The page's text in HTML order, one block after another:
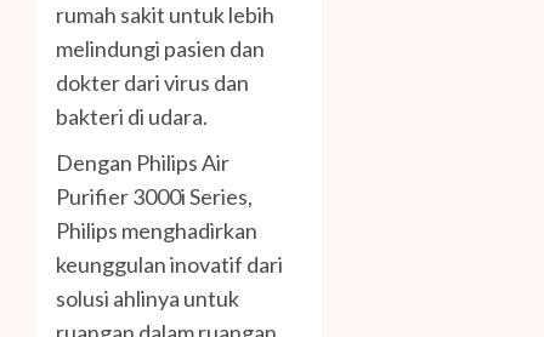
rumah sakit untuk lebih
melindungi pasien dan
dokter dari virus dan
bakteri di udara.
Dengan Philips Air
Purifier 3000i Series,
Philips menghadirkan
keunggulan inovatif dari
solusi ahlinya untuk